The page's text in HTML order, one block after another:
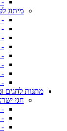
-
מיתוג
-
-
-
-
-
-
-
מתנות לחגים
חגי
-
-
-